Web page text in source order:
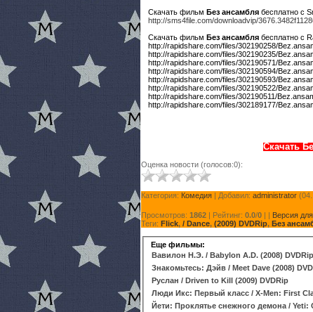
Скачать фильм Без ансамбля бесплатно с
http://sms4file.com/downloadvip/
Скачать фильм Без ансамбля бесплатно с
http://rapidshare.com/files/302190258/
http://rapidshare.com/files/302190235/
http://rapidshare.com/files/302190571/
http://rapidshare.com/files/302190594/
http://rapidshare.com/files/302190593/
http://rapidshare.com/files/302190522/
http://rapidshare.com/files/302190511/
http://rapidshare.com/files/302189177/
Скачать
Оценка новости (голосов:0):
Категория: Комедия | Добавил: administrator
Просмотров: 1862 | Рейтинг: 0.0/0 | | Версия
Теги: Flick, / Dance, (2009) DVDRip, Без
Еще фильмы:
Вавилон Н.Э. / Babylon A.D. (2008) DVDRip
Знакомьтесь: Дэйв / Meet Dave (2008)
Руслан / Driven to Kill (2009) DVDRip
Люди Икс: Первый класс / X-Men: First
Йети: Проклятье снежного демона / Yeti: